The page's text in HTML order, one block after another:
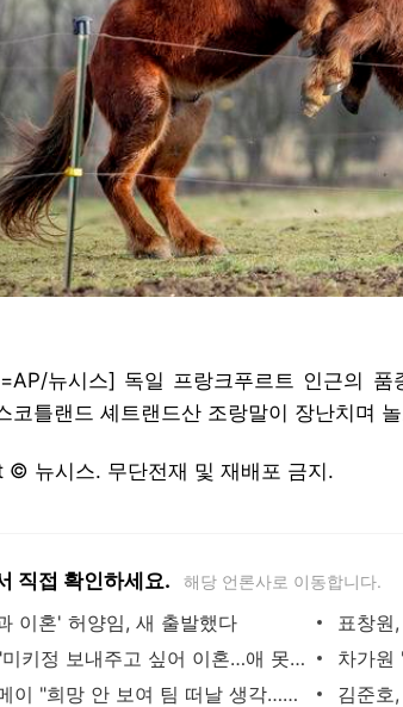
뉴시스] 독일 프랑크푸르트 인근의
코틀랜드 셰트랜드산 조랑말이 장난치며
© 뉴시스. 무단전재 및 재배포 금지.
직접 확인하세요. 해당 언론사로 이동합니다.
이혼' 허양임, 새 출발했다
하리수 "미키정 보내주고 싶어 이혼…애 못 낳아 미안했다"
리센느 메이 "희망 안 보여 팀 떠날 생각…원이 덕에 참아"
김준호